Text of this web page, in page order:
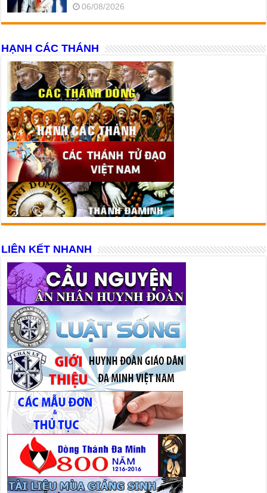
06/08/2026
HẠNH CÁC THÁNH
LIÊN KẾT NHANH